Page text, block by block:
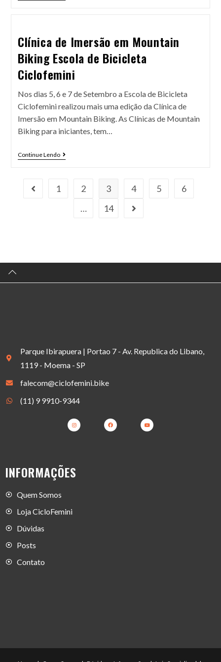
Clínica de Imersão em Mountain
Biking Escola de Bicicleta
Ciclofemini
Nos dias 5, 6 e 7 de Setembro a Escola de Bicicleta
Ciclofemini realizou mais uma edição da Clínica de
Imersão em Mountain Biking. As Clínicas de Mountain
Biking para iniciantes, tem…
Continue Lendo
1 2 3 4 5
6
…
14
Parque Ibirapuera | Portao 7 - Av. Republica do Libano,
1119 - Moema - SP
falecom@ciclofemini.bike
(11) 9 9910-9344
INFORMAÇÕES
Quem Somos
Loja CicloFemini
Dúvidas
Posts
Contato